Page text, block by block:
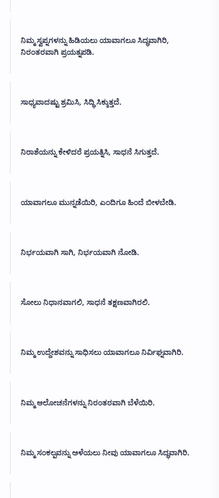
ನಿಮ್ಮ ಸ್ವಪ್ನಗಳನ್ನು ಹಿಡಿಯಲು ಯಾವಾಗಲೂ ಸಿದ್ಧವಾಗಿರಿ,
ನಿರಂತರವಾಗಿ ಪ್ರಯತ್ನಪಡಿ.
ಸಾಧ್ಯವಾದಷ್ಟು ಶ್ರಮಿಸಿ, ಸಿದ್ಧಿ ಸಿಕ್ಕುತ್ತದೆ.
ನಿರಾಶೆಯನ್ನು ಕೇಳಿದರೆ ಪ್ರಯತ್ನಿಸಿ, ಸಾಧನೆ ಸಿಗುತ್ತದೆ.
ಯಾವಾಗಲೂ ಮುನ್ನಡೆಯಿರಿ, ಎಂದಿಗೂ ಹಿಂದೆ ಬೀಳಬೇಡಿ.
ನಿರ್ಭಯವಾಗಿ ಸಾಗಿ, ನಿರ್ಭಯವಾಗಿ ನೋಡಿ.
ಸೋಲು ನಿಧಾನವಾಗಲಿ, ಸಾಧನೆ ತಕ್ಷಣವಾಗಿರಲಿ.
ನಿಮ್ಮ ಉದ್ದೇಶವನ್ನು ಸಾಧಿಸಲು ಯಾವಾಗಲೂ ನಿರ್ವಿಘ್ನವಾಗಿರಿ.
ನಿಮ್ಮ ಆಲೋಚನೆಗಳನ್ನು ನಿರಂತರವಾಗಿ ಬೆಳೆಯಿರಿ.
ನಿಮ್ಮ ಸಂಕಲ್ಪವನ್ನು ಅಳೆಯಲು ನೀವು ಯಾವಾಗಲೂ ಸಿದ್ಧವಾಗಿರಿ.